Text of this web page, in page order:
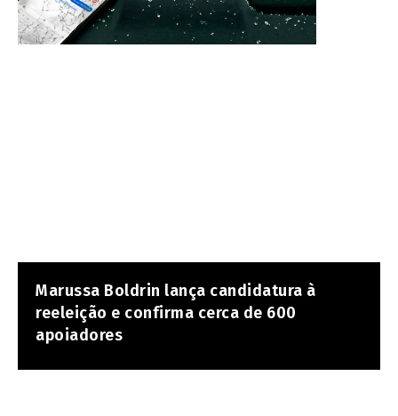
Marussa Boldrin lança candidatura à
reeleição e confirma cerca de 600
apoiadores